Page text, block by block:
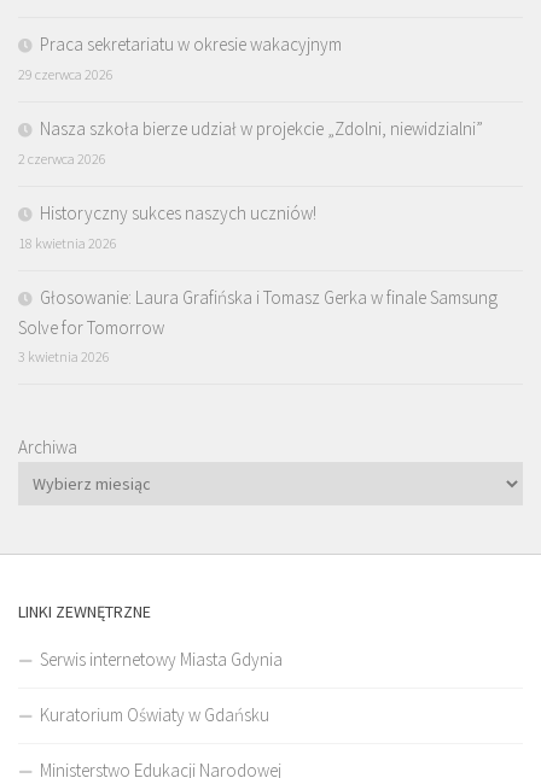
Praca sekretariatu w okresie wakacyjnym
29 czerwca 2026
Nasza szkoła bierze udział w projekcie „Zdolni, niewidzialni”
2 czerwca 2026
Historyczny sukces naszych uczniów!
18 kwietnia 2026
Głosowanie: Laura Grafińska i Tomasz Gerka w finale Samsung
Solve for Tomorrow
3 kwietnia 2026
Archiwa
LINKI ZEWNĘTRZNE
Serwis internetowy Miasta Gdynia
Kuratorium Oświaty w Gdańsku
Ministerstwo Edukacji Narodowej